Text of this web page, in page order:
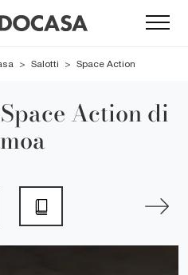
> Salotti > Space Action
Action di